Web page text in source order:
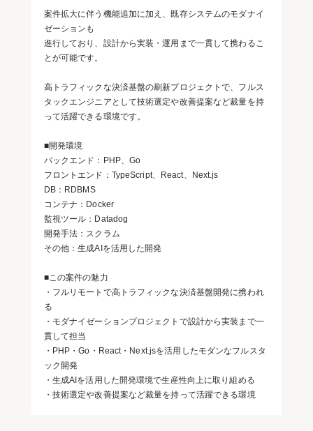
案件拡大に伴う機能追加に加え、既存システムのモダナイ
ゼーションも
進行しており、設計から実装・運用まで一貫して携わるこ
とが可能です。
高トラフィックな決済基盤の刷新プロジェクトで、フルス
タックエンジニアとして技術選定や改善提案など裁量を持
って活躍できる環境です。
■開発環境
バックエンド：PHP、Go
フロントエンド：TypeScript、React、Next.js
DB：RDBMS
コンテナ：Docker
監視ツール：Datadog
開発手法：スクラム
その他：生成AIを活用した開発
■この案件の魅力
・フルリモートで高トラフィックな決済基盤開発に携われ
る
・モダナイゼーションプロジェクトで設計から実装まで一
貫して担当
・PHP・Go・React・Next.jsを活用したモダンなフルスタ
ック開発
・生成AIを活用した開発環境で生産性向上に取り組める
・技術選定や改善提案など裁量を持って活躍できる環境